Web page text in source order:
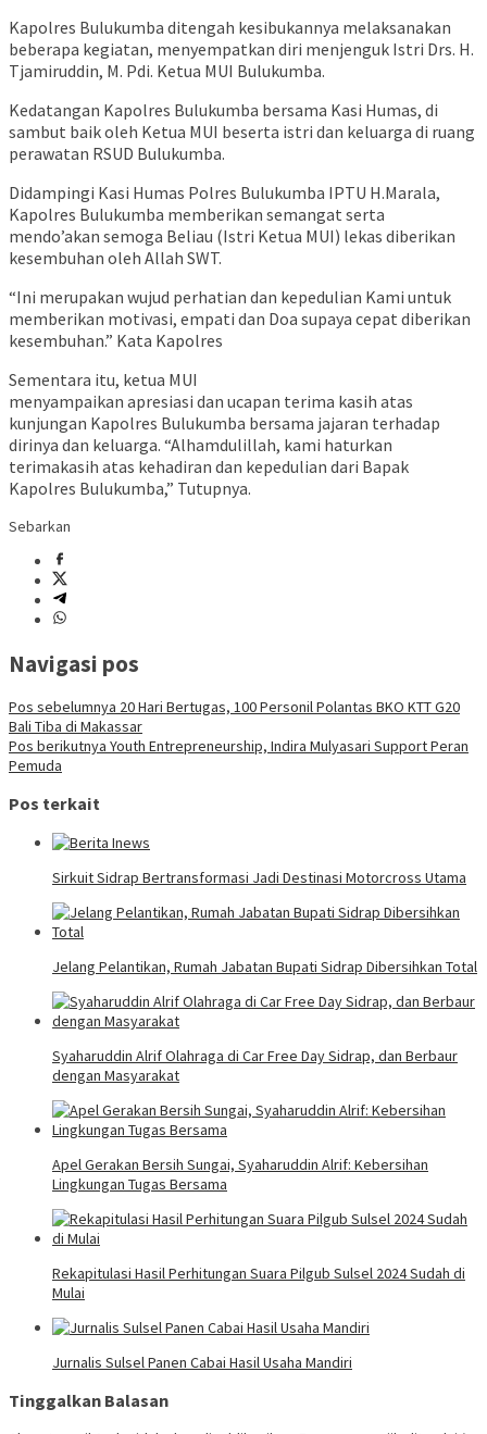
Kapolres Bulukumba ditengah kesibukannya melaksanakan
beberapa kegiatan, menyempatkan diri menjenguk Istri Drs. H.
Tjamiruddin, M. Pdi. Ketua MUI Bulukumba.
Kedatangan Kapolres Bulukumba bersama Kasi Humas, di
sambut baik oleh Ketua MUI beserta istri dan keluarga di ruang
perawatan RSUD Bulukumba.
Didampingi Kasi Humas Polres Bulukumba IPTU H.Marala,
Kapolres Bulukumba memberikan semangat serta
mendo’akan semoga Beliau (Istri Ketua MUI) lekas diberikan
kesembuhan oleh Allah SWT.
“Ini merupakan wujud perhatian dan kepedulian Kami untuk
memberikan motivasi, empati dan Doa supaya cepat diberikan
kesembuhan.” Kata Kapolres
Sementara itu, ketua MUI
menyampaikan apresiasi dan ucapan terima kasih atas
kunjungan Kapolres Bulukumba bersama jajaran terhadap
dirinya dan keluarga. “Alhamdulillah, kami haturkan
terimakasih atas kehadiran dan kepedulian dari Bapak
Kapolres Bulukumba,” Tutupnya.
Sebarkan
Navigasi pos
Pos sebelumnya 20 Hari Bertugas, 100 Personil Polantas BKO KTT G20
Bali Tiba di Makassar
Pos berikutnya Youth Entrepreneurship, Indira Mulyasari Support Peran
Pemuda
Pos terkait
Sirkuit Sidrap Bertransformasi Jadi Destinasi Motorcross Utama
Jelang Pelantikan, Rumah Jabatan Bupati Sidrap Dibersihkan Total
Syaharuddin Alrif Olahraga di Car Free Day Sidrap, dan Berbaur
dengan Masyarakat
Apel Gerakan Bersih Sungai, Syaharuddin Alrif: Kebersihan
Lingkungan Tugas Bersama
Rekapitulasi Hasil Perhitungan Suara Pilgub Sulsel 2024 Sudah di
Mulai
Jurnalis Sulsel Panen Cabai Hasil Usaha Mandiri
Tinggalkan Balasan